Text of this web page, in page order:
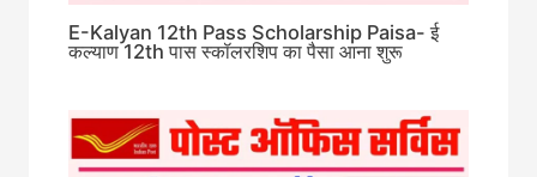
E-Kalyan 12th Pass Scholarship Paisa- ई
कल्याण 12th पास स्कॉलरशिप का पैसा आना शुरू